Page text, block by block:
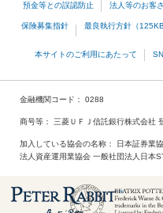
預金等との誤認防止 法人等のお客
保険募集指針 最良執行方針（125KB
本サイトのご利用にあたって
金融機関コード 0288
商号等 三菱ＵＦＪ信託銀行株式会社
加入している協会の名称
日本証券業
法人資産運用業協会 一般社団法人日本